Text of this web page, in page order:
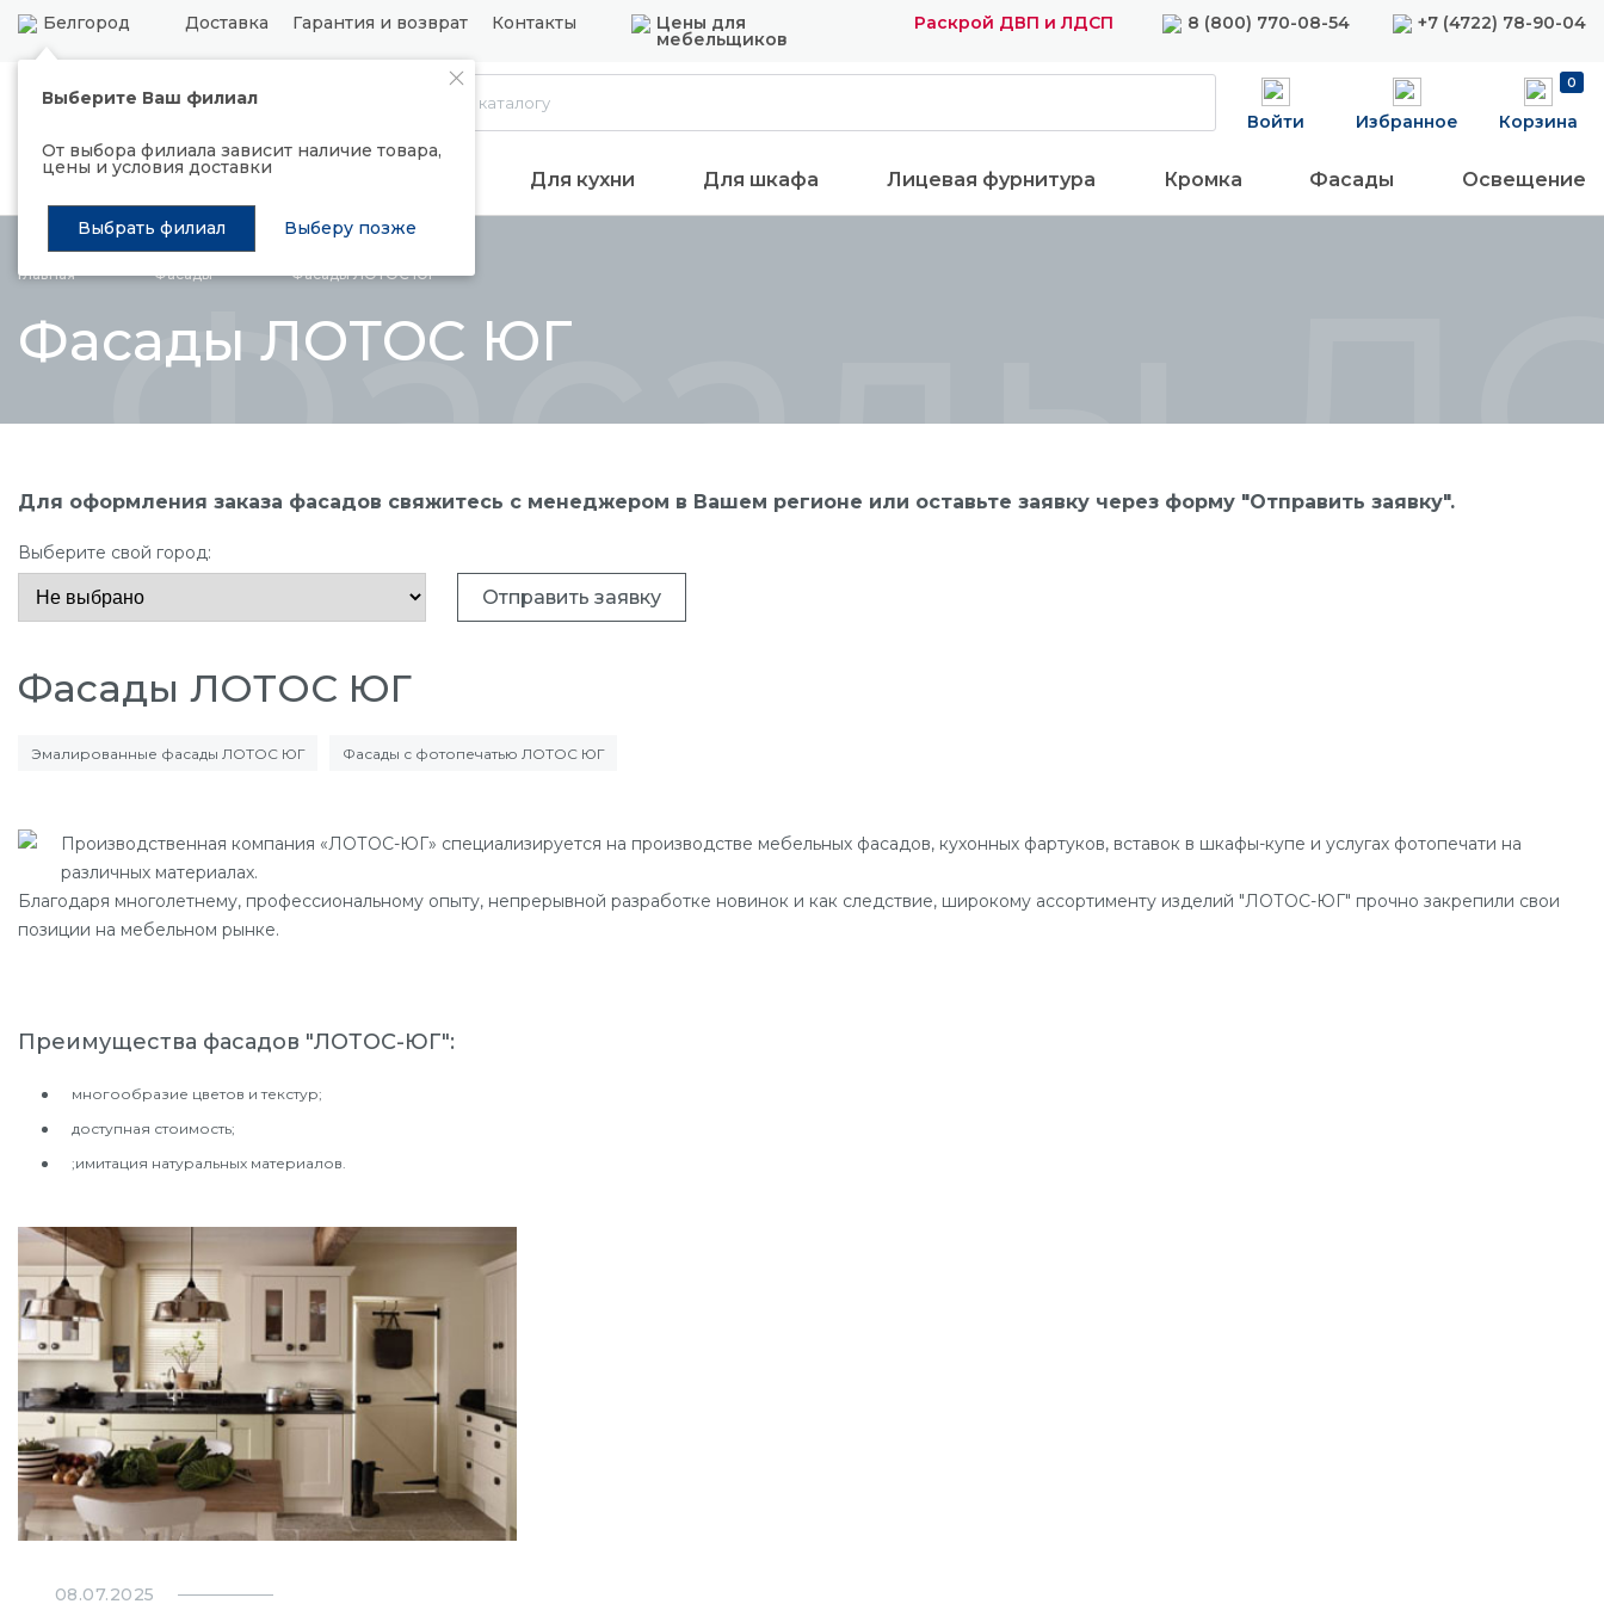
Белгород Доставка Гарантия и возврат Контакты Цены для
мебельщиков
Раскрой ДВП и ЛДСП 8 (800) 770-08-54 +7 (4722) 78-90-04
Выберите Ваш филиал
От выбора филиала зависит наличие товара,
цены и условия доставки
Выбрать филиал Выберу позже
Каталог
Войти Избранное
0
Корзина
Распродажа Подъемные механизмы Для кухни Для шкафа Лицевая фурнитура Кромка Фасады Освещение
Главная Фасады Фасады ЛОТОС ЮГ
Фасады ЛОТОС ЮГ
Фасады
Для оформления заказа фасадов свяжитесь с менеджером в Вашем регионе или оставьте заявку через форму "Отправить заявку".
Выберите свой город:
Отправить заявку
Фасады ЛОТОС ЮГ
Эмалированные фасады ЛОТОС ЮГ Фасады с фотопечатью ЛОТОС ЮГ
Производственная компания «ЛОТОС-ЮГ» специализируется на производстве мебельных фасадов, кухонных фартуков, вставок в шкафы-купе и услугах фотопечати на
различных материалах.
Благодаря многолетнему, профессиональному опыту, непрерывной разработке новинок и как следствие, широкому ассортименту изделий "ЛОТОС-ЮГ" прочно закрепили свои
позиции на мебельном рынке.
Преимущества фасадов "ЛОТОС-ЮГ":
многообразие цветов и текстур;
доступная стоимость;
;имитация натуральных материалов.
08.07.2025